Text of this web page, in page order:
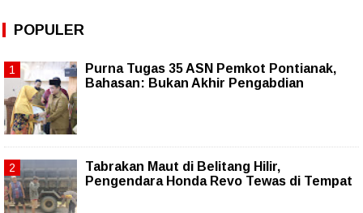
POPULER
Purna Tugas 35 ASN Pemkot Pontianak,
Bahasan: Bukan Akhir Pengabdian
Tabrakan Maut di Belitang Hilir,
Pengendara Honda Revo Tewas di Tempat